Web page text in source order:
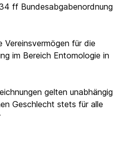
ff Bundesabgabenordnung
Vereinsvermögen für die
im Bereich Entomologie in
gelten unabhängig
Geschlecht stets für alle